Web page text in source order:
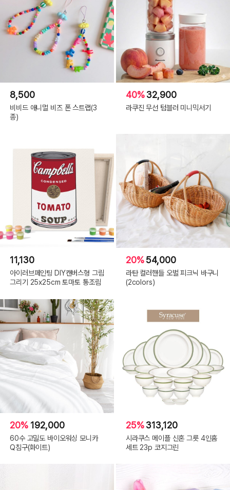
8,500
비비드 애니멀 비즈 폰 스트랩(3
종)
40%32,900
라쿠진 무선 텀블러 미니믹서기
11,130
아이러브페인팅 DIY캔버스형 그림
그리기 25x25cm 토마토 통조림
20%54,000
라탄 컬러핸들 오벌 피크닉 바구니
(2colors)
20% 192,000
60수 고밀도 바이오워싱 모니카
Q침구(화이트)
25%313,120
시라쿠스 메이플 신혼 그릇 4인홈
세트 23p 코지그린